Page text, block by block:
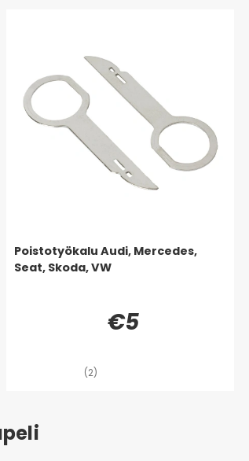
Poistotyökalu Audi, Mercedes,
Seat, Skoda, VW
€5
(2)